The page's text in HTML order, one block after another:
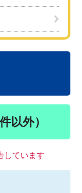
以外）
しています